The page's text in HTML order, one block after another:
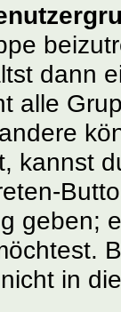
dann
alle
kannst
geben;
in